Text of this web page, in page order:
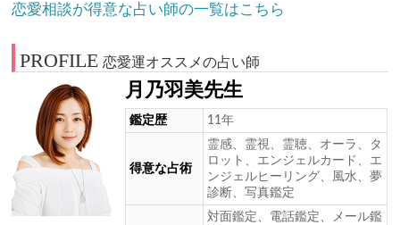
恋愛相談が得意な占い師の一覧はこちら
PROFILE 恋愛運オススメの占い師
月乃羽美先生
鑑定歴 11年
得意な占術
霊感、霊視、霊聴、オーラ、タ
ロット、エンジェルカード、エ
ンジェルヒーリング、風水、夢
診断、写真鑑定
対面鑑定、電話鑑定、メール鑑